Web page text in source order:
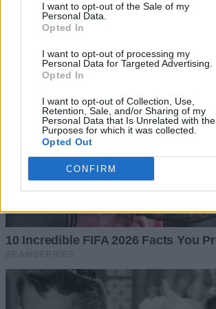
I want to opt-out of the Sale of my
Personal Data.
Opted In
I want to opt-out of processing my
Personal Data for Targeted Advertising.
Opted In
I want to opt-out of Collection, Use,
Retention, Sale, and/or Sharing of my
Personal Data that Is Unrelated with the
Purposes for which it was collected.
Opted Out
CONFIRM